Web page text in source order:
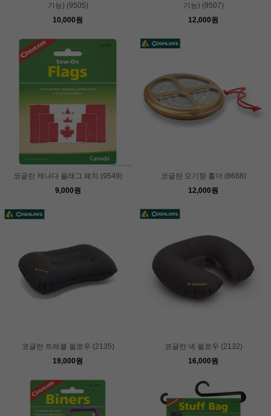
기능) (9505)
10,000원
기능) (9507)
12,000원
코글란 캐나다 플래그 패치 (9549)
9,000원
코글란 모기향 홀더 (8688)
12,000원
코글란 트레블 필로우 (2135)
19,000원
코글란 넥 필로우 (2132)
16,000원